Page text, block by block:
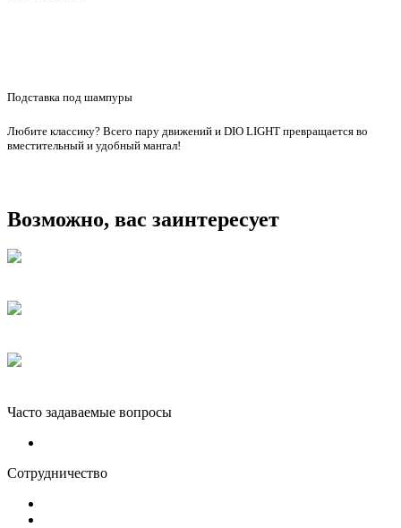
Подставка под шампуры
Любите классику? Всего пару движений и DIO LIGHT превращается во
вместительный и удобный мангал!
Возможно, вас заинтересует
Часто задаваемые вопросы
Сотрудничество